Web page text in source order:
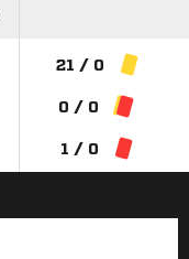
21 / 0
0 / 0
1 / 0